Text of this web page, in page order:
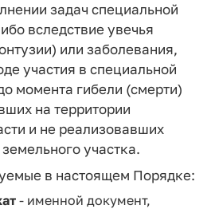
задач специальной
вследствие увечья
или заболевания,
участия в специальной
момента гибели (смерти)
на территории
и не реализовавших
участка.
в настоящем Порядке:
- именной документ,